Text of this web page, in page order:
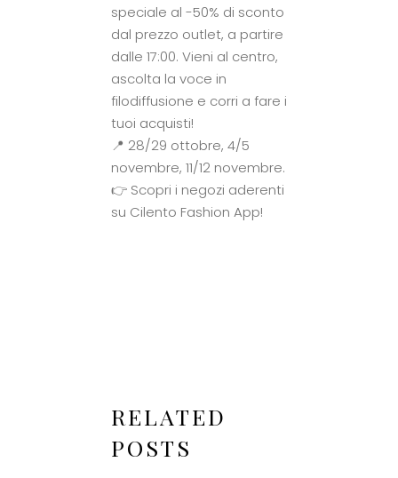
speciale al -50% di sconto
dal prezzo outlet, a partire
dalle 17:00. Vieni al centro,
ascolta la voce in
filodiffusione e corri a fare i
tuoi acquisti!
📍 28/29 ottobre, 4/5
novembre, 11/12 novembre.
👉 Scopri i negozi aderenti
su Cilento Fashion App!
RELATED
POSTS